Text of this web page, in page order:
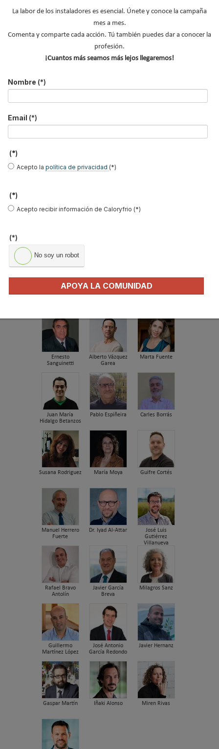
El precio del pellet vuelve a subir…
funcionan y cuándo son…
Consejos para ahorrar con el aire
El precio de los biocombustibles cambia en
Haier Perla Premium S: Confort, eficiencia y
FIRMAS INVITADAS
Ernesto
Sanguinetti
Alberto Vázquez
Garea
Marta Fuente
Juan María
Hidalgo Betanzos
Pablo Espiñeira Carles Borrás
Susana Rodriguez María Moya Guifre Cortés
Manuel Herrero
Fuerte
Dr. Iyad Al-Attar
José Luis
Gutiérrez
Villanueva
Rafael Bravo
Antolín
Javier García
Breva
Milagros Sanz
Guillermo
Martínez López
José Antonio
García Redondo
Javier Hernanz
Gaspar Martín Iñaki Alonso Miren Rivas
La labor de los instaladores es esencial. Únete y conoce la campaña
mes a mes.
Comenta y comparte cada acción. Tú también puedes dar a conocer la
profesión.
¡Cuantos más seamos más lejos llegaremos!
Nombre (*)
Email (*)
(*)
Acepto la política de privacidad (*)
(*)
Acepto recibir información de Caloryfrio (*)
(*)
No soy un robot
APOYA LA COMUNIDAD